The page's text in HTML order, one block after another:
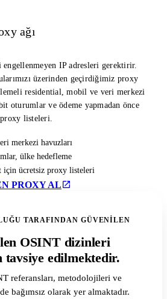
ağı
IP adresleri gerektirir.
üzerinden geçirdiğimiz proxy
residential, mobil ve veri merkezi
oturumlar ve ödeme yapmadan önce
listeleri.
merkezi havuzları
ülke hedefleme
için ücretsiz proxy listeleri
PROXY AL
TARAFINDAN GÜVENILEN
OSINT dizinleri
tavsiye edilmektedir.
referansları, metodolojileri ve
bağımsız olarak yer almaktadır.